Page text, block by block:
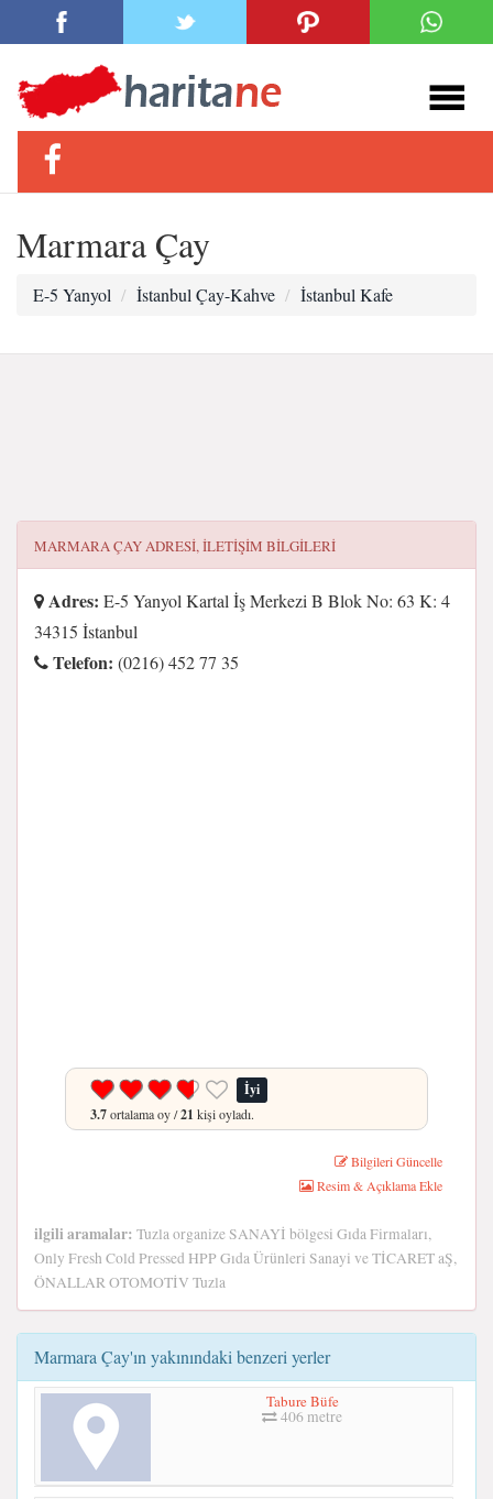
Marmara Çay
E-5 Yanyol İstanbul Çay-Kahve İstanbul Kafe
MARMARA ÇAYADRESI, ILETIŞIM BILGILERI
Adres: E-5 Yanyol Kartal İş Merkezi B Blok No: 63 K: 4
34315 İstanbul
Telefon: (0216) 452 77 35
İyi
3.7ortalama oy /21 kişi oyladı.
Bilgileri Güncelle
Resim & Açıklama Ekle
ilgili aramalar: Tuzla organize SANAYİ bölgesi Gıda Firmaları,
Only Fresh Cold Pressed HPP Gıda Ürünleri Sanayi ve TİCARET aŞ,
ÖNALLAR OTOMOTİV Tuzla
Marmara Çay'ın yakınındaki benzeri yerler
Tabure Büfe
406 metre